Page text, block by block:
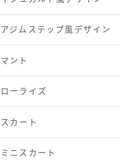
アジムステップ風デザイン
マント
ローライズ
スカート
ミニスカート